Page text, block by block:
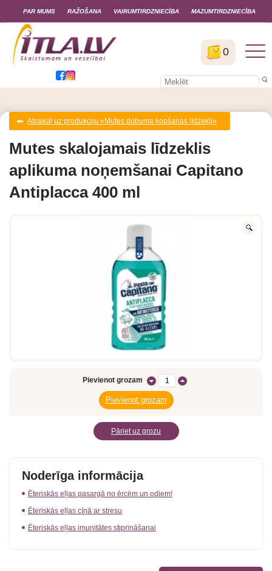
0
PAR MUMS RAŽOŠANA VAIRUMTIRDZNIECĪBA MAZUMTIRDZNIECĪBA
Atpakaļ uz produkciju «Mutes dobuma kopšanas līdzekļi»
Mutes skalojamais līdzeklis
aplikuma noņemšanai Capitano
Antiplacca 400 ml
Pievienot grozam
Pāriet uz grozu
Noderīga informācija
Ēteriskās eļļas pasargā no ērcēm un odiem!
Ēteriskās eļļas cīņā ar stresu
Ēteriskās eļļas imunitātes stiprināšanai